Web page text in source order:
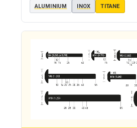
ALUMINIUM INOX TITANE